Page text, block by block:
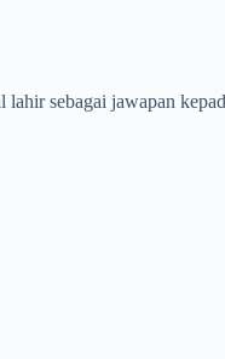
lahir sebagai jawapan